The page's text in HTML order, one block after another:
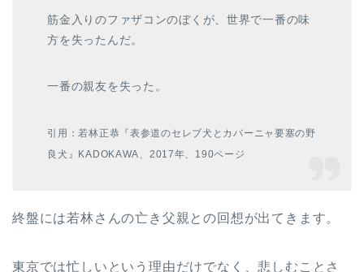
筋金入りのファザコンのぼくが、世界で一番の味
方を失ったんだ。
一番の親友を失った。
引用：若林正恭『表参道のセレブ犬とカバーニャ要塞の野
良犬』KADOKAWA、2017年、190ページ
終盤には若林さんの亡き父親との回想が出てきます。
東京では忙しいという理由だけでなく、悲しむことさ